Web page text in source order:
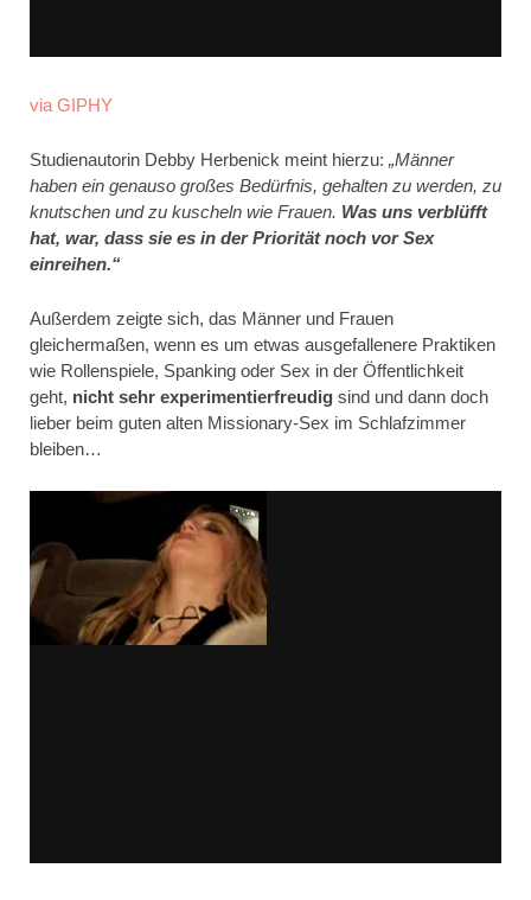
via GIPHY
Studienautorin Debby Herbenick meint hierzu: „Männer
haben ein genauso großes Bedürfnis, gehalten zu werden, zu
knutschen und zu kuscheln wie Frauen. Was uns verblüfft
hat, war, dass sie es in der Priorität noch vor Sex
einreihen.“
Außerdem zeigte sich, das Männer und Frauen
gleichermaßen, wenn es um etwas ausgefallenere Praktiken
wie Rollenspiele, Spanking oder Sex in der Öffentlichkeit
geht, nicht sehr experimentierfreudig sind und dann doch
lieber beim guten alten Missionary-Sex im Schlafzimmer
bleiben…